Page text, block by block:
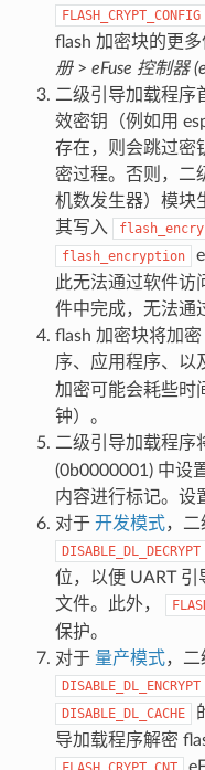
FLASH_CRYPT_CONFIG
flash 加密块的更
册> eFuse 控制器
二级引导加载程序
效密钥（例如用
存在，则会跳过密
密过程。否则，二
机数发生器）模块
其写入
flash_encryption
此无法通过软件访
件中完成，无法通
flash 加密块将加
序、应用程序、以
加密可能会耗些时
钟）。
二级引导加载程序
(0b0000001) 中设
内容进行标记。设
对于 开发模式，二
DISABLE_DL_DECRYPT
位，以便 UART 引
文件。此外，
保护。
对于 量产模式，二
DISABLE_DL_ENCRYPT
DISABLE_DL_CACHE
导加载程序解密